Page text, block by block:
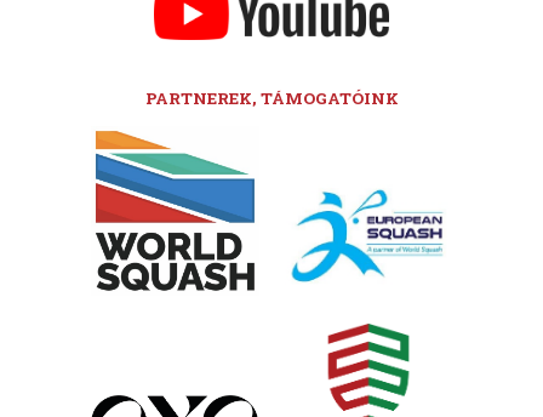
PARTNEREK, TÁMOGATÓINK